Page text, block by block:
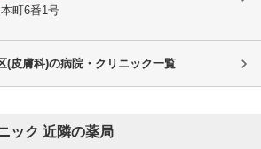
町6番1号
(皮膚科)の病院・クリニック一覧
ック 近隣の薬局